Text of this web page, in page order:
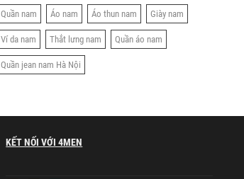
Quần nam Áo nam Áo thun nam Giày nam
Ví da nam Thắt lưng nam Quần áo nam
Quần jean nam Hà Nội
KẾT NỐI VỚI 4MEN